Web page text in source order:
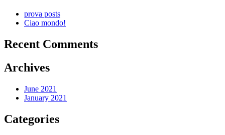
prova posts
Ciao mondo!
Recent Comments
Archives
June 2021
January 2021
Categories